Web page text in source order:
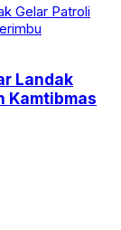
Landak
Kamtibmas